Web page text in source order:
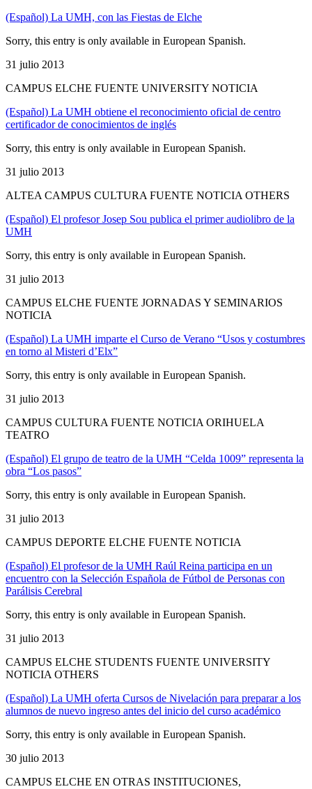
(Español) La UMH, con las Fiestas de Elche
Sorry, this entry is only available in European Spanish.
31 julio 2013
CAMPUS ELCHE FUENTE UNIVERSITY NOTICIA
(Español) La UMH obtiene el reconocimiento oficial de centro
certificador de conocimientos de inglés
Sorry, this entry is only available in European Spanish.
31 julio 2013
ALTEA CAMPUS CULTURA FUENTE NOTICIA OTHERS
(Español) El profesor Josep Sou publica el primer audiolibro de la
UMH
Sorry, this entry is only available in European Spanish.
31 julio 2013
CAMPUS ELCHE FUENTE JORNADAS Y SEMINARIOS
NOTICIA
(Español) La UMH imparte el Curso de Verano “Usos y costumbres
en torno al Misteri d’Elx”
Sorry, this entry is only available in European Spanish.
31 julio 2013
CAMPUS CULTURA FUENTE NOTICIA ORIHUELA
TEATRO
(Español) El grupo de teatro de la UMH “Celda 1009” representa la
obra “Los pasos”
Sorry, this entry is only available in European Spanish.
31 julio 2013
CAMPUS DEPORTE ELCHE FUENTE NOTICIA
(Español) El profesor de la UMH Raúl Reina participa en un
encuentro con la Selección Española de Fútbol de Personas con
Parálisis Cerebral
Sorry, this entry is only available in European Spanish.
31 julio 2013
CAMPUS ELCHE STUDENTS FUENTE UNIVERSITY
NOTICIA OTHERS
(Español) La UMH oferta Cursos de Nivelación para preparar a los
alumnos de nuevo ingreso antes del inicio del curso académico
Sorry, this entry is only available in European Spanish.
30 julio 2013
CAMPUS ELCHE EN OTRAS INSTITUCIONES,